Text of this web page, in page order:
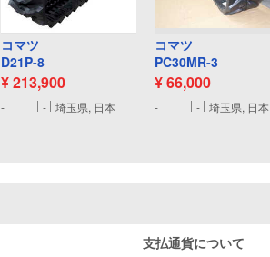
コマツ
D21P-8
¥ 213,900
- - 埼玉県, 日本
コマツ
PC30MR-3
¥ 66,000
- - 埼玉県, 日本
支払通貨について